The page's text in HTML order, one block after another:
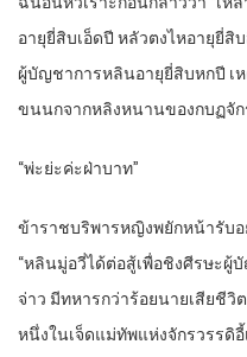
อายุ​ยี่​สิบเอ็ด​ปี​ หลัว​ตง​ไห​อายุ​ยี่
ผู้บัญชาการ​หลิน​อายุ​ยี่สิบ​หก​ปี​ เ
ขนนก​จากห​ลิง​หนาน​ของ​กบฏ​จัก
“พ่ะย่ะค่ะ​ฝ่าบาท​”
ข้าราชบริพาร​หญิง​พยักหน้า​รับ​
“หลิน​มู่อวี่​ได้​ต่อสู้​เพื่อ​ชิงศีรษะ​
จ่าว​ มีทหาร​กว่า​ร้อย​นาย​เสียชีวิ
หนึ่ง​ใน​เจ็ด​แม่ทัพ​แห่ง​จักรวรรดิ​